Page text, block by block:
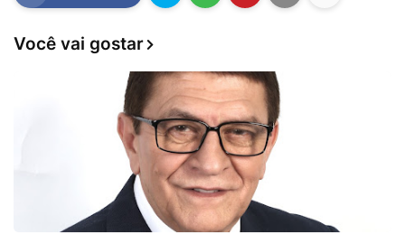
Você vai gostar